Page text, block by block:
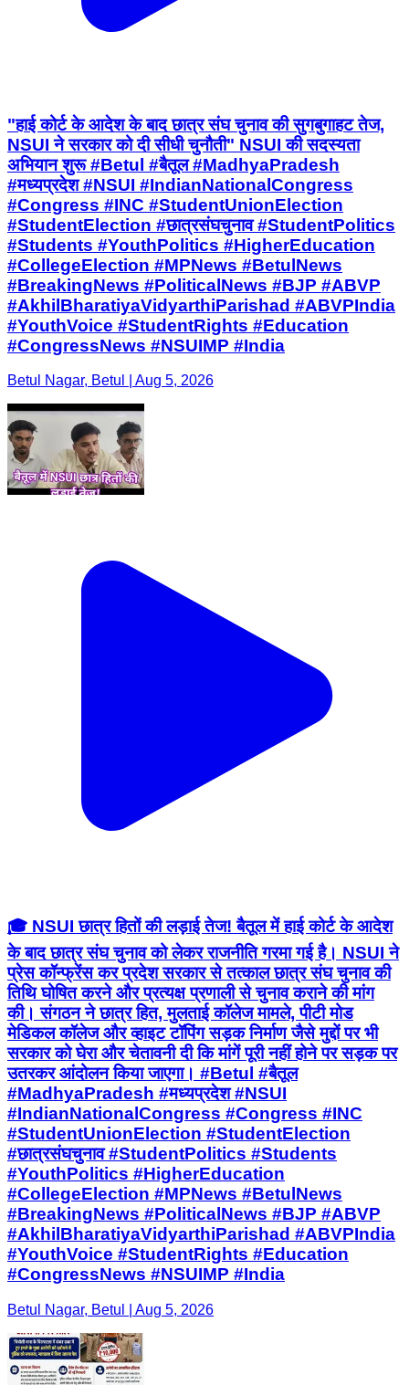
"हाई कोर्ट के आदेश के बाद छात्र संघ चुनाव की सुगबुगाहट तेज,
NSUI ने सरकार को दी सीधी चुनौती" NSUI की सदस्यता
अभियान शुरू #Betul #बैतूल #MadhyaPradesh
#मध्यप्रदेश #NSUI #IndianNationalCongress
#Congress #INC #StudentUnionElection
#StudentElection #छात्रसंघचुनाव #StudentPolitics
#Students #YouthPolitics #HigherEducation
#CollegeElection #MPNews #BetulNews
#BreakingNews #PoliticalNews #BJP #ABVP
#AkhilBharatiyaVidyarthiParishad #ABVPIndia
#YouthVoice #StudentRights #Education
#CongressNews #NSUIMP #India
Betul Nagar, Betul | Aug 5, 2026
🎓 NSUI छात्र हितों की लड़ाई तेज! बैतूल में हाई कोर्ट के आदेश
के बाद छात्र संघ चुनाव को लेकर राजनीति गरमा गई है। NSUI ने
प्रेस कॉन्फ्रेंस कर प्रदेश सरकार से तत्काल छात्र संघ चुनाव की
तिथि घोषित करने और प्रत्यक्ष प्रणाली से चुनाव कराने की मांग
की। संगठन ने छात्र हित, मुलताई कॉलेज मामले, पीटी मोड
मेडिकल कॉलेज और व्हाइट टॉपिंग सड़क निर्माण जैसे मुद्दों पर भी
सरकार को घेरा और चेतावनी दी कि मांगें पूरी नहीं होने पर सड़क पर
उतरकर आंदोलन किया जाएगा। #Betul #बैतूल
#MadhyaPradesh #मध्यप्रदेश #NSUI
#IndianNationalCongress #Congress #INC
#StudentUnionElection #StudentElection
#छात्रसंघचुनाव #StudentPolitics #Students
#YouthPolitics #HigherEducation
#CollegeElection #MPNews #BetulNews
#BreakingNews #PoliticalNews #BJP #ABVP
#AkhilBharatiyaVidyarthiParishad #ABVPIndia
#YouthVoice #StudentRights #Education
#CongressNews #NSUIMP #India
Betul Nagar, Betul | Aug 5, 2026